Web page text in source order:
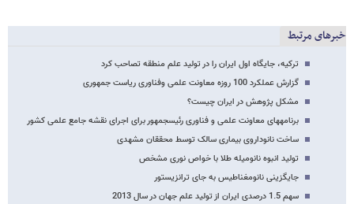
خبرهای مرتبط
ترکیه، جایگاه اول ایران را در تولید علم منطقه تصاحب کرد
گزارش عملکرد 100 روزه معاونت علمی وفناوری ریاست جمهوری
مشکل پژوهش در ایران چیست؟
برنامه‎های معاونت علمی و فناوری رئیس‏جمهور برای اجرای نقشه جامع علمی کشور
ساخت نانوداروی بیماری سالک توسط محققان مشهدی
تولید انبوه نانومیله طلا با خواص نوری مشخص
جایگزینی نانومغناطیس به جای ترانزیستور
سهم 1.5 درصدی ایران از تولید علم جهان در سال 2013